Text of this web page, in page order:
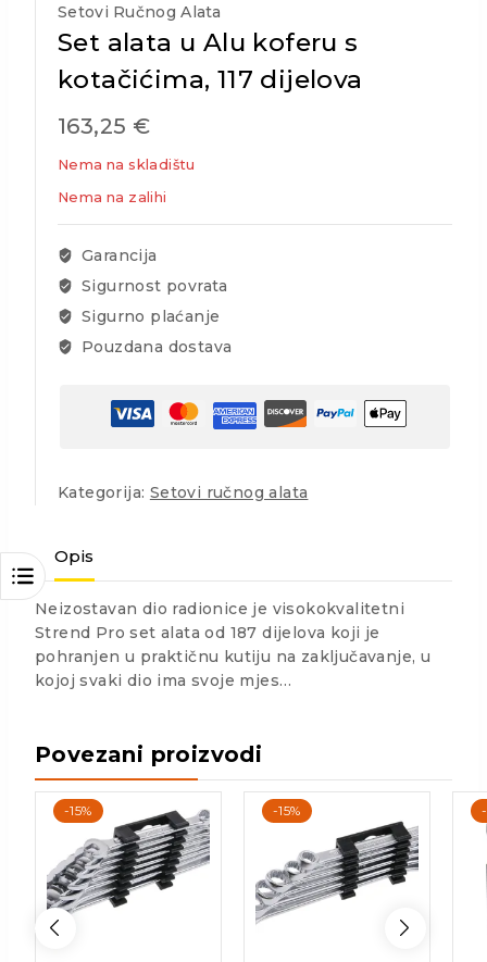
Setovi Ručnog Alata
Set alata u Alu koferu s
kotačićima, 117 dijelova
163,25 €
Nema na skladištu
Nema na zalihi
Garancija
Sigurnost povrata
Sigurno plaćanje
Pouzdana dostava
Kategorija: Setovi ručnog alata
Opis
Neizostavan dio radionice je visokokvalitetni
Strend Pro set alata od 187 dijelova koji je
pohranjen u praktičnu kutiju na zaključavanje, u
kojoj svaki dio ima svoje mjes…
Povezani proizvodi
-15% -15%